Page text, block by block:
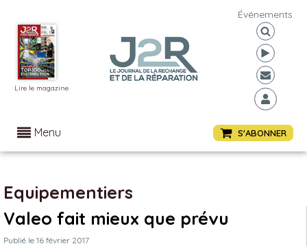
Lire le magazine
Événements
Menu S'ABONNER
Equipementiers
Valeo fait mieux que prévu
Publié le 16 février 2017